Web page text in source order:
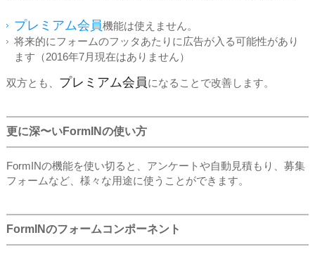
プレミアム会員機能は使えません。
将来的にフォームのフッタあたりに広告が入る可能性があり
ます（2016年7月現在はありません）
双方とも、 プレミアム会員になることで改善します。
更に深〜いFormINの使い方
FormINの機能を使い切ると、アンケートや自動見積もり、募集
フォームなど、様々な用途に使うことができます。
FormINのフォームコンポーネント